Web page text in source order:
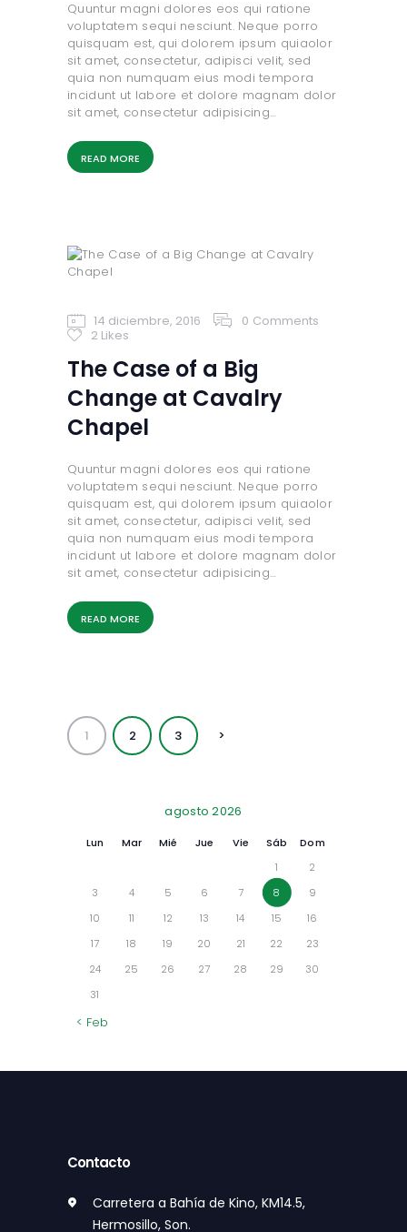
Quuntur magni dolores eos qui ratione
voluptatem sequi nesciunt. Neque porro
quisquam est, qui dolorem ipsum quiaolor
sit amet, consectetur, adipisci velit, sed
quia non numquam eius modi tempora
incidunt ut labore et dolore magnam dolor
sit amet, consectetur adipisicing…
READ MORE
14 diciembre, 2016 0 Comments
2 Likes
The Case of a Big
Change at Cavalry
Chapel
Quuntur magni dolores eos qui ratione
voluptatem sequi nesciunt. Neque porro
quisquam est, qui dolorem ipsum quiaolor
sit amet, consectetur, adipisci velit, sed
quia non numquam eius modi tempora
incidunt ut labore et dolore magnam dolor
sit amet, consectetur adipisicing…
READ MORE
Paginación
de
PAGE
1 PAGE
2 PAGE
3 >
agosto 2026
Lun Mar Mié Jue Vie Sáb
Dom
1
2
3
4 5 6 7 8
9
10
11 12 13 14 15
16
17
18 19 20 21 22
23
24
25 26 27 28 29
30
31
« Feb
Contacto
Carretera a Bahía de Kino, KM14.5,
Hermosillo, Son.